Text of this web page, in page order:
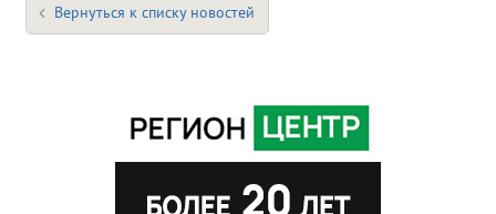
Вернуться к списку новостей